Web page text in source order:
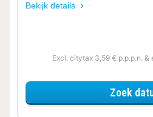
Bekijk details
Excl. citytax 3,59 € p.p.p.n.
Zoek